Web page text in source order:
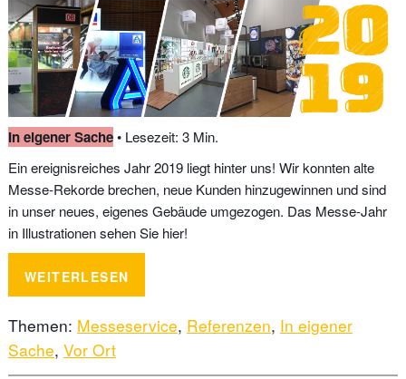
In eigener Sache• Lesezeit: 3 Min.
Ein ereignisreiches Jahr 2019 liegt hinter uns! Wir konnten alte
Messe-Rekorde brechen, neue Kunden hinzugewinnen und sind
in unser neues, eigenes Gebäude umgezogen. Das Messe-Jahr
in Illustrationen sehen Sie hier!
WEITERLESEN
Themen: Messeservice, Referenzen, In eigener
Sache, Vor Ort